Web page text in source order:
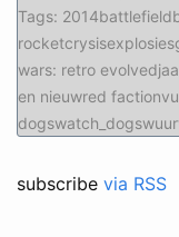
Tags:
wars: retro
en nieuwred
subscribe via RSS